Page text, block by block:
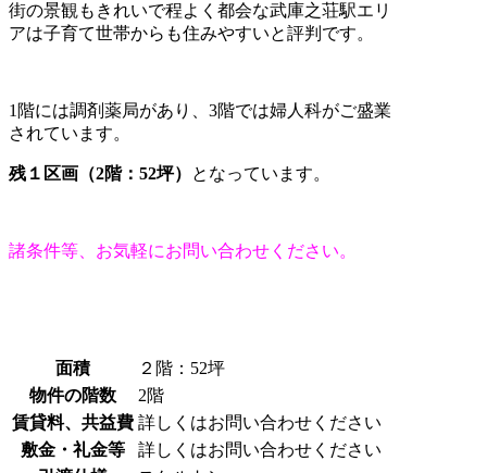
街の景観もきれいで程よく都会な武庫之荘駅エリ
アは子育て世帯からも住みやすいと評判です。
1階には調剤薬局があり、3階では婦人科がご盛業
されています。
残１区画（2階：52坪） となっています。
諸条件等、お気軽にお問い合わせください。
面積
２階：52坪
物件の階数
2階
賃貸料、共益費 詳しくはお問い合わせください
敷金・礼金等
詳しくはお問い合わせください